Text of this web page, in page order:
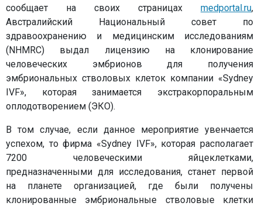
сообщает на своих страницах medportal.ru,
Австралийский Национальный совет по
здравоохранению и медицинским исследованиям
(NHMRC) выдал лицензию на клонирование
человеческих эмбрионов для получения
эмбриональных стволовых клеток компании «Sydney
IVF», которая занимается экстракорпоральным
оплодотворением (ЭКО).
В том случае, если данное мероприятие увенчается
успехом, то фирма «Sydney IVF», которая располагает
7200 человеческими яйцеклетками,
предназначенными для исследования, станет первой
на планете организацией, где были получены
клонированные эмбриональные стволовые клетки